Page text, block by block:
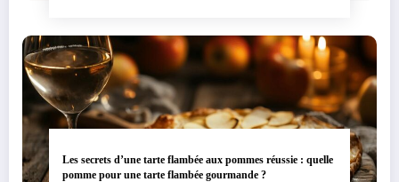
Les secrets d’une tarte flambée aux pommes réussie : quelle
pomme pour une tarte flambée gourmande ?